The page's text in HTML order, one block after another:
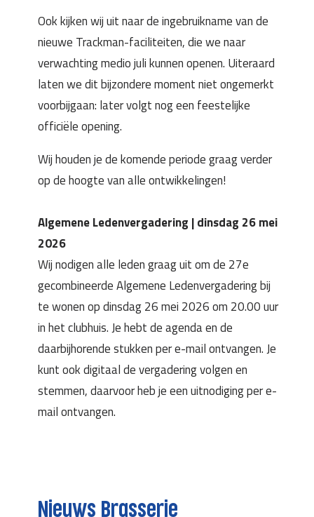
Ook kijken wij uit naar de ingebruikname van de
nieuwe Trackman-faciliteiten, die we naar
verwachting medio juli kunnen openen. Uiteraard
laten we dit bijzondere moment niet ongemerkt
voorbijgaan: later volgt nog een feestelijke
officiële opening.
Wij houden je de komende periode graag verder
op de hoogte van alle ontwikkelingen!
Algemene Ledenvergadering | dinsdag 26 mei
2026
Wij nodigen alle leden graag uit om de 27e
gecombineerde Algemene Ledenvergadering bij
te wonen op dinsdag 26 mei 2026 om 20.00 uur
in het clubhuis. Je hebt de agenda en de
daarbijhorende stukken per e-mail ontvangen. Je
kunt ook digitaal de vergadering volgen en
stemmen, daarvoor heb je een uitnodiging per e-
mail ontvangen.
Nieuws Brasserie